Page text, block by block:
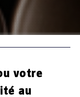
votre
au